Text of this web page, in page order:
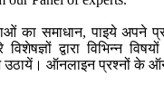
का समाधान, पाइये अपने
विशेषज्ञों द्वारा विभिन्न
उठायें। ऑनलाइन प्रश्नों के